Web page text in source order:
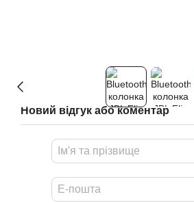
Новий відгук або коментар